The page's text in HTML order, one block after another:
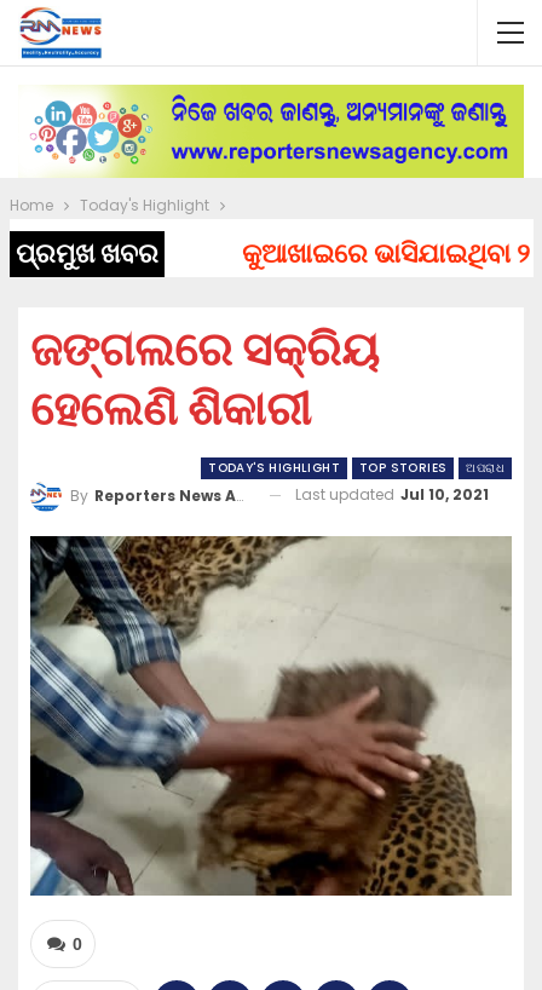
Home Today's Highlight
ପ୍ରମୁଖ ଖବର କୁଆଖାଇରେ ଭାସିଯାଇଥିବା ୨
ଜଙ୍ଗଲରେ ସକ୍ରିୟ
ହେଲେଣି ଶିକାରୀ
TODAY'S HIGHLIGHT TOP STORIES ଅପରାଧ
By Reporters News Agency Last updated Jul 10, 2021
0